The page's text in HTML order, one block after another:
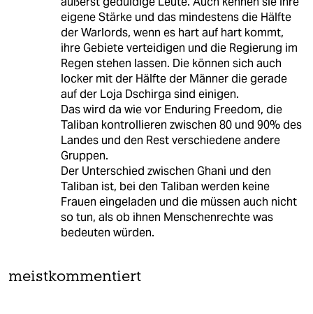
eigene Stärke und das mindestens die Hälfte
der Warlords, wenn es hart auf hart kommt,
ihre Gebiete verteidigen und die Regierung im
Regen stehen lassen. Die können sich auch
locker mit der Hälfte der Männer die gerade
auf der Loja Dschirga sind einigen.
Das wird da wie vor Enduring Freedom, die
Taliban kontrollieren zwischen 80 und 90% des
Landes und den Rest verschiedene andere
Gruppen.
Der Unterschied zwischen Ghani und den
Taliban ist, bei den Taliban werden keine
Frauen eingeladen und die müssen auch nicht
so tun, als ob ihnen Menschenrechte was
bedeuten würden.
meistkommentiert